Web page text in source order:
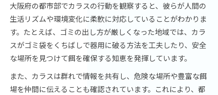
カラスの食性と都市環境での生き方を探る
カラスの住む場所と共生環境の条件
カラスの特徴を踏まえた被害防止策の考察
カラスの知能と共存策の関係性を解説
誤解されがちなカラスの能力と実態
カラスに関する迷信と科学的知能の実態
大阪府の都市部でカラスの行動を観察すると、彼らが人間の
生活リズムや環境変化に柔軟に対応していることがわかりま
す。たとえば、ゴミの出し方が厳しくなった地域では、カラ
スがゴミ袋をくちばしで器用に破る方法を工夫したり、安全
な場所を見つけて餌を確保する知恵を発揮しています。
また、カラスは群れで情報を共有し、危険な場所や豊富な餌
場を仲間に伝えることも確認されています。これにより、都